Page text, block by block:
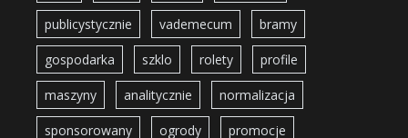
publicystycznie vademecum bramy
gospodarka szklo rolety profile
maszyny analitycznie normalizacja
sponsorowany ogrody promocje